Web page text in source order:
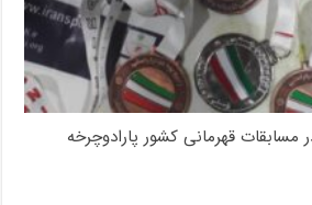
قهرمانی کشور پارادوچرخه